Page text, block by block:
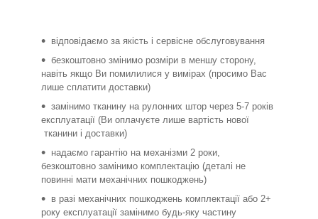
відповідаємо за якість і сервісне обслуговування
безкоштовно змінимо розміри в меншу сторону,
навіть якщо Ви помилилися у вимірах (просимо Вас
лише сплатити доставки)
замінимо тканину на рулонних штор через 5-7 років
експлуатації (Ви оплачуєте лише вартість нової
тканини і доставки)
надаємо гарантію на механізми 2 роки,
безкоштовно замінимо комплектацію (деталі не
повинні мати механічних пошкоджень)
в разі механічних пошкоджень комплектації або 2+
року експлуатації замінимо будь-яку частину